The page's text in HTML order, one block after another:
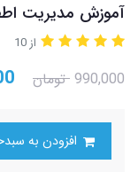
آموزش مدیریت
از 10
990,000 تومان